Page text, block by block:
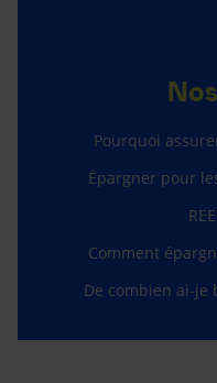
Pourquoi
Épargner pour
Comment
De combien ai-je